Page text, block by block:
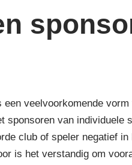
een veelvoorkomende
sponsoren van individuele
club of speler negatief
is het verstandig om